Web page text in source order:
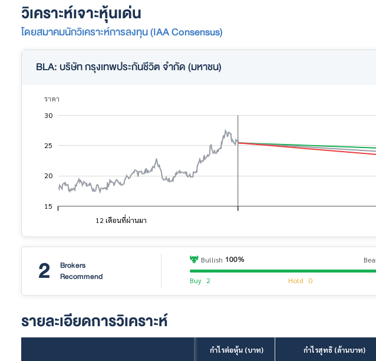
วิเคราะห์เจาะหุ้นเด่น
โดยสมาคมนักวิเคราะห์การลงทุน (IAA Consensus)
BLA: บริษัท กรุงเทพประกันชีวิต จำกัด (มหาชน)
ราคา
15
20
25
30
12 เดือนที่ผ่านมา
2
Brokers
Recommend
Bullish 100%
Buy 2 Hold 0
รายละเอียดการวิเคราะห์
กำไรต่อหุ้น (บาท) กำไรสุทธิ (ล้านบาท)